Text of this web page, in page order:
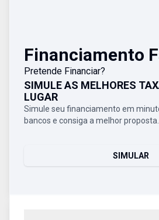
Financiamento
Pretende Financiar?
SIMULE AS MELHORES
LUGAR
Simule seu financiamento em
bancos e consiga a melhor proposta.
SIMULAR